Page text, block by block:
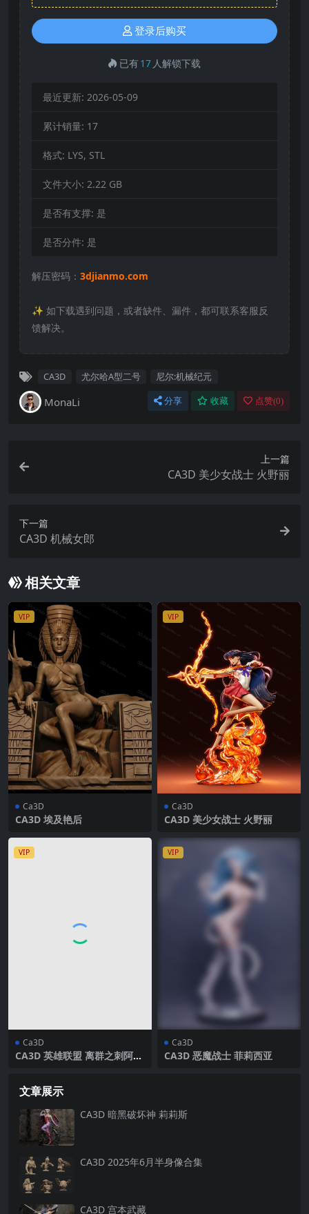
登录后购买
已有17 人解锁下载
最近更新: 2026-05-09
累计销量: 17
格式: LYS, STL
文件大小: 2.22 GB
是否有支撑: 是
是否分件: 是
解压密码： 3djianmo.com
✨️ 如下载遇到问题，或者缺件、漏件，都可联系客服反
馈解决。
CA3D 尤尔哈A型二号 尼尔:机械纪元
MonaLi 分享 收藏 点赞(0)
上一篇
CA3D 美少女战士 火野丽
下一篇
CA3D 机械女郎
相关文章
VIP
Ca3D
CA3D 埃及艳后
VIP
Ca3D
CA3D 美少女战士 火野丽
VIP
Ca3D
CA3D 英雄联盟 离群之刺阿卡
VIP
Ca3D
CA3D 恶魔战士 菲莉西亚
文章展示
CA3D 暗黑破坏神 莉莉斯
CA3D 2025年6月半身像合集
CA3D 宫本武藏